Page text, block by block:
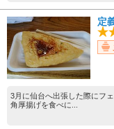
定
3月に仙台へ出張した際にフ
角厚揚げを食べに...